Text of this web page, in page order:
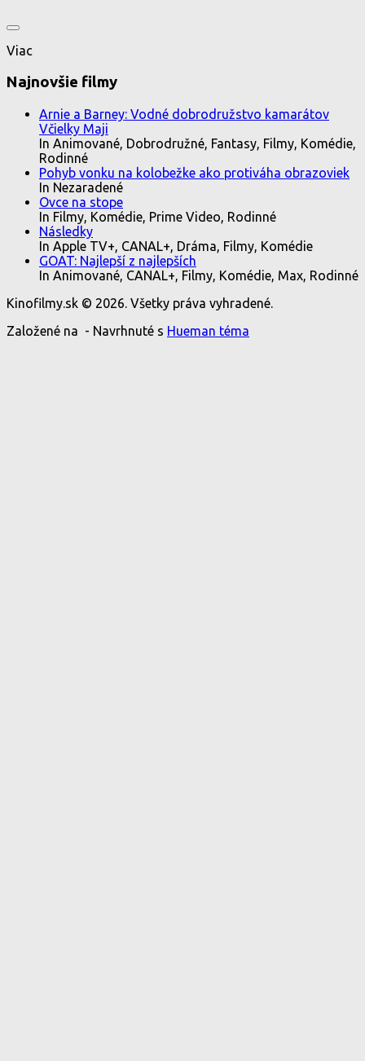
Viac
Najnovšie filmy
Arnie a Barney: Vodné dobrodružstvo kamarátov
Včielky Maji
In Animované, Dobrodružné, Fantasy, Filmy, Komédie,
Rodinné
Pohyb vonku na kolobežke ako protiváha obrazoviek
In Nezaradené
Ovce na stope
In Filmy, Komédie, Prime Video, Rodinné
Následky
In Apple TV+, CANAL+, Dráma, Filmy, Komédie
GOAT: Najlepší z najlepších
In Animované, CANAL+, Filmy, Komédie, Max, Rodinné
Kinofilmy.sk © 2026. Všetky práva vyhradené.
Založené na - Navrhnuté s Hueman téma